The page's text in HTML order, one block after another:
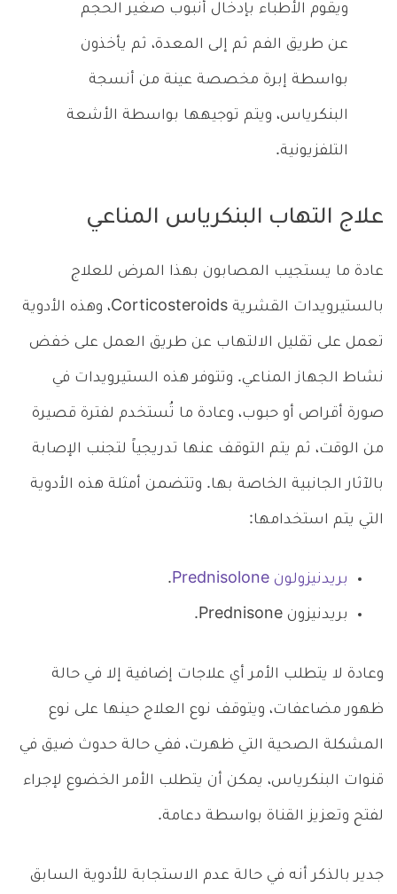
ويقوم الأطباء بإدخال أنبوب صغير الحجم
عن طريق الفم ثم إلى المعدة، ثم يأخذون
بواسطة إبرة مخصصة عينة من أنسجة
البنكرياس، ويتم توجيهها بواسطة الأشعة
التلفزيونية.
علاج التهاب البنكرياس المناعي
عادة ما يستجيب المصابون بهذا المرض للعلاج
بالستيرويدات القشرية Corticosteroids، وهذه الأدوية
تعمل على تقليل الالتهاب عن طريق العمل على خفض
نشاط الجهاز المناعي. وتتوفر هذه الستيرويدات في
صورة أقراص أو حبوب، وعادة ما تُستخدم لفترة قصيرة
من الوقت، ثم يتم التوقف عنها تدريجياً لتجنب الإصابة
بالآثار الجانبية الخاصة بها. وتتضمن أمثلة هذه الأدوية
التي يتم استخدامها:
بريدنيزولون Prednisolone .
بريدنيزون Prednisone.
وعادة لا يتطلب الأمر أي علاجات إضافية إلا في حالة
ظهور مضاعفات، ويتوقف نوع العلاج حينها على نوع
المشكلة الصحية التي ظهرت، ففي حالة حدوث ضيق في
قنوات البنكرياس، يمكن أن يتطلب الأمر الخضوع لإجراء
لفتح وتعزيز القناة بواسطة دعامة.
جدير بالذكر أنه في حالة عدم الاستجابة للأدوية السابق